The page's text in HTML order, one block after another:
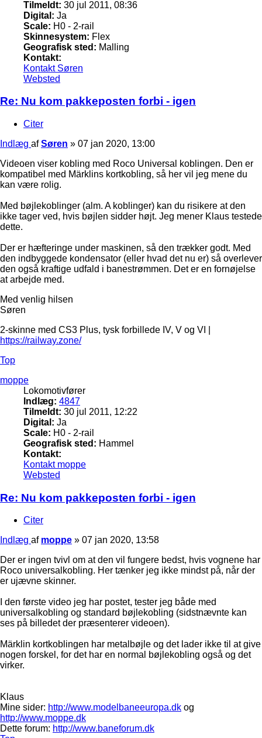
Tilmeldt: 30 jul 2011, 08:36
Digital: Ja
Scale: H0 - 2-rail
Skinnesystem: Flex
Geografisk sted: Malling
Kontakt:
Kontakt Søren
Websted
Re: Nu kom pakkeposten forbi - igen
Citer
Indlæg afSøren » 07 jan 2020, 13:00
Videoen viser kobling med Roco Universal koblingen. Den er
kompatibel med Märklins kortkobling, så her vil jeg mene du
kan være rolig.
Med bøjlekoblinger (alm. A koblinger) kan du risikere at den
ikke tager ved, hvis bøjlen sidder højt. Jeg mener Klaus testede
dette.
Der er hæfteringe under maskinen, så den trækker godt. Med
den indbyggede kondensator (eller hvad det nu er) så overlever
den også kraftige udfald i banestrømmen. Det er en fornøjelse
at arbejde med.
Med venlig hilsen
Søren
2-skinne med CS3 Plus, tysk forbillede IV, V og VI |
https://railway.zone/
Top
moppe
Lokomotivfører
Indlæg: 4847
Tilmeldt: 30 jul 2011, 12:22
Digital: Ja
Scale: H0 - 2-rail
Geografisk sted: Hammel
Kontakt:
Kontakt moppe
Websted
Re: Nu kom pakkeposten forbi - igen
Citer
Indlæg af moppe » 07 jan 2020, 13:58
Der er ingen tvivl om at den vil fungere bedst, hvis vognene har
Roco universalkobling. Her tænker jeg ikke mindst på, når der
er ujævne skinner.
I den første video jeg har postet, tester jeg både med
universalkobling og standard bøjlekobling (sidstnævnte kan
ses på billedet der præsenterer videoen).
Märklin kortkoblingen har metalbøjle og det lader ikke til at give
nogen forskel, for det har en normal bøjlekobling også og det
virker.
Klaus
Mine sider: http://www.modelbaneeuropa.dk og
http://www.moppe.dk
Dette forum: http://www.baneforum.dk